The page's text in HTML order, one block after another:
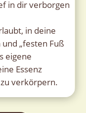
in dir verborgen
in deine
„festen Fuß
eigene
Essenz
verkörpern.